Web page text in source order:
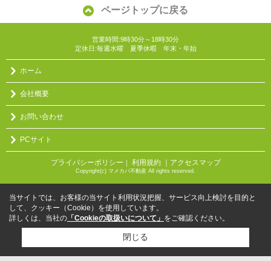
ページトップに戻る
営業時間:9時30分～18時30分
定休日:毎週水曜 夏季休暇 年末・年始
ホーム
会社概要
お問い合わせ
PCサイト
プライバシーポリシー ｜ 利用規約 ｜アクセスマップ
Copyright(c) マメカバ不動産 All rights reserved.
当サイトでは、お客様の当サイト利用状況把握、サービス向上検討を目的と
して、クッキー（Cookie）を使用しています。
詳しくは、当社の 「Cookieの取扱いについて」 をご確認ください。
閉じる